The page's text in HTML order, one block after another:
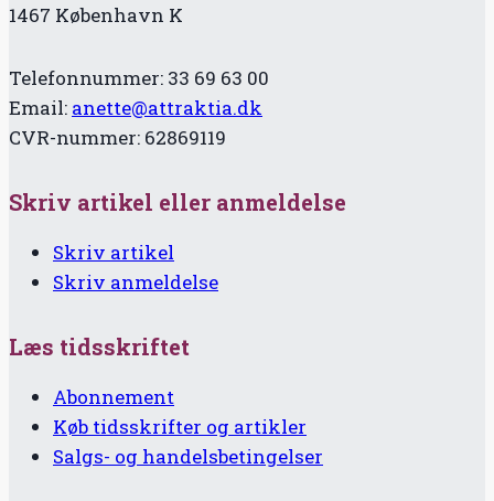
1467 København K
Telefonnummer: 33 69 63 00
Email: anette@attraktia.dk
CVR-nummer: 62869119
Skriv artikel eller anmeldelse
Skriv artikel
Skriv anmeldelse
Læs tidsskriftet
Abonnement
Køb tidsskrifter og artikler
Salgs- og handelsbetingelser